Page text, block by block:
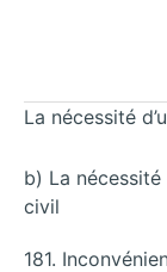
La nécessité
b) La
civil
181.